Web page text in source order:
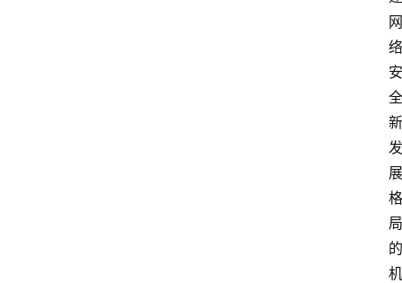
网
络
安
全
新
发
展
格
局
的
机